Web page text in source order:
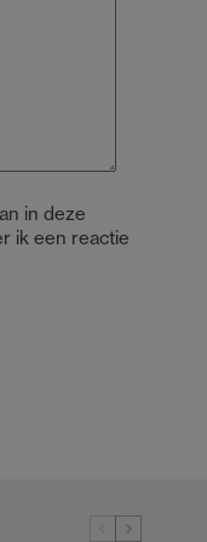
in deze
ik een reactie